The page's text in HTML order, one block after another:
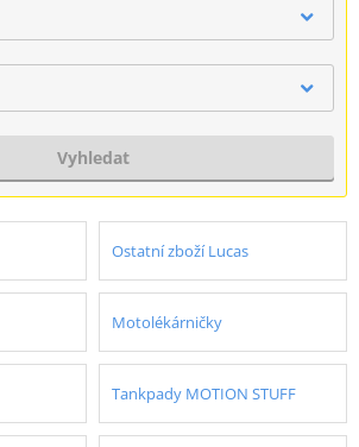
Vyhledat
Ostatní zboží Lucas
Motolékárničky
Tankpady MOTION STUFF